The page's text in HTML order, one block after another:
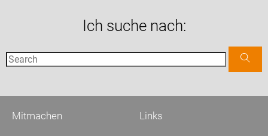
Ich suche nach:
Links
Mitmachen